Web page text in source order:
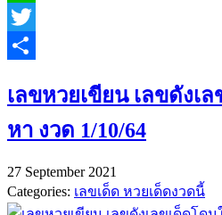
Line
Twitter
เลขหวยเขียน เลขดังเ
หา งวด 1/10/64
27 September 2021
Categories: เลขเด็ด หวยเด็ดงวดนี้